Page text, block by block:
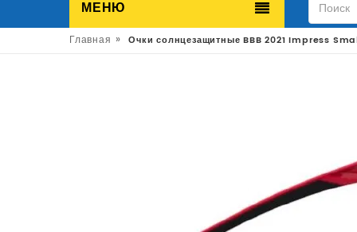
МЕНЮ
Главная » Очки солнцезащитные BBB 2021 Impress